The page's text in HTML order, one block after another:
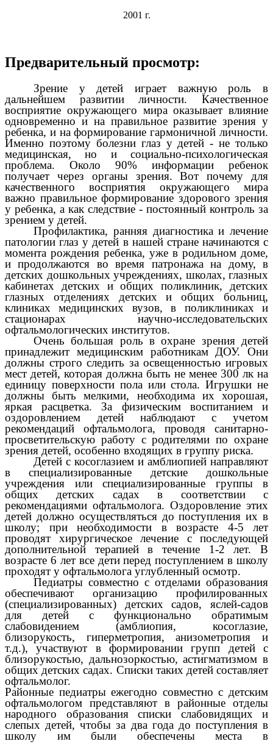
2001 г.
Предварительный просмотр:
Зрение у детей играет важную роль в
дальнейшем развитии личности. Качественное
восприятие окружающего мира оказывает влияние
одновременно и на правильное развитие зрения у
ребенка, и на формирование гармоничной личности.
Именно поэтому болезни глаз у детей - не только
медицинская, но и социально-психологическая
проблема. Около 90% информации ребенок
получает через органы зрения. Вот почему для
качественного восприятия окружающего мира
важно правильное формирование здорового зрения
у ребенка, а как следствие - постоянный контроль за
зрением у детей.
Профилактика, ранняя диагностика и лечение
патологии глаз у детей в нашей стране начинаются с
момента рождения ребенка, уже в родильном доме,
и продолжаются во время патронажа на дому, в
детских дошкольных учреждениях, школах, глазных
кабинетах детских и общих поликлиник, детских
глазных отделениях детских и общих больниц,
клиниках медицинских вузов, в поликлиниках и
стационарах научно-исследовательских
офтальмологических институтов.
Очень большая роль в охране зрения детей
принадлежит медицинским работникам ДОУ. Они
должны строго следить за освещенностью игровых
мест детей, которая должна быть не менее 300 лк на
единицу поверхности пола или стола. Игрушки не
должны быть мелкими, необходима их хорошая,
яркая расцветка. За физическим воспитанием и
оздоровлением детей наблюдают с учетом
рекомендаций офтальмолога, проводя санитарно-
просветительскую работу с родителями по охране
зрения детей, особенно входящих в группу риска.
Детей с косоглазием и амблиопией направляют
в специализированные детские дошкольные
учреждения или специализированные группы в
общих детских садах в соответствии с
рекомендациями офтальмолога. Оздоровление этих
детей должно осуществляться до поступления их в
школу; при необходимости в возрасте 4-5 лет
проводят хирургическое лечение с последующей
дополнительной терапией в течение 1-2 лет. В
возрасте 6 лет все дети перед поступлением в школу
проходят у офтальмолога углубленный осмотр.
Педиатры совместно с отделами образования
обеспечивают организацию профилированных
(специализированных) детских садов, яслей-садов
для детей с функционально обратимым
слабовидением (амблиопия, косоглазие,
близорукость, гиперметропия, анизометропия и
т.д.), участвуют в формировании групп детей с
близорукостью, дальнозоркостью, астигматизмом в
общих детских садах. Списки таких детей составляет
офтальмолог.
Районные педиатры ежегодно совместно с детским
офтальмологом представляют в районные отделы
народного образования списки слабовидящих и
слепых детей, чтобы за два года до поступления в
школу им были обеспечены места в